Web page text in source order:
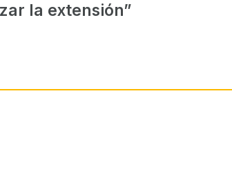
la extensión”